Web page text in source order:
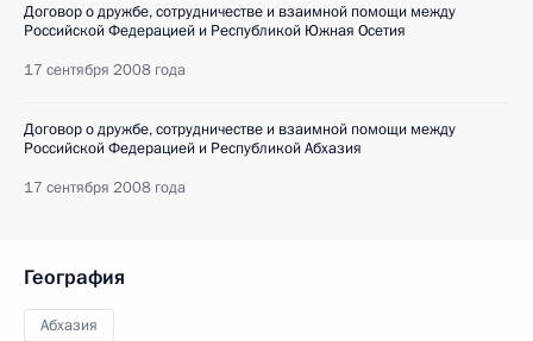
Договор о дружбе, сотрудничестве и взаимной помощи между
Российской Федерацией и Республикой Южная Осетия
17 сентября 2008 года
Договор о дружбе, сотрудничестве и взаимной помощи между
Российской Федерацией и Республикой Абхазия
17 сентября 2008 года
География
Абхазия